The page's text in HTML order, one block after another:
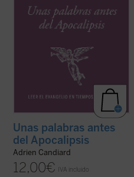
Unas palabras antes
del Apocalipsis
Adrien Candiard
12,00€ IVA incluido